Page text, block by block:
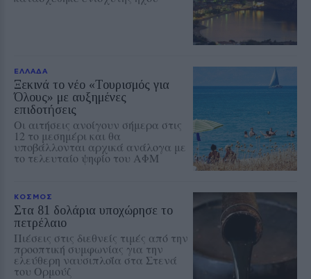
ΕΛΛΑΔΑ
Ξεκινά το νέο «Τουρισμός για
Όλους» με αυξημένες
επιδοτήσεις
Οι αιτήσεις ανοίγουν σήμερα στις
12 το μεσημέρι και θα
υποβάλλονται αρχικά ανάλογα με
το τελευταίο ψηφίο του ΑΦΜ
ΚΟΣΜΟΣ
Στα 81 δολάρια υποχώρησε το
πετρέλαιο
Πιέσεις στις διεθνείς τιμές από την
προοπτική συμφωνίας για την
ελεύθερη ναυσιπλοΐα στα Στενά
του Ορμούζ